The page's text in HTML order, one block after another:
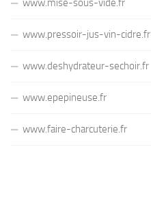
www.mise-sous-vide.fr
www.pressoir-jus-vin-cidre.fr
www.deshydrateur-sechoir.fr
www.epepineuse.fr
www.faire-charcuterie.fr